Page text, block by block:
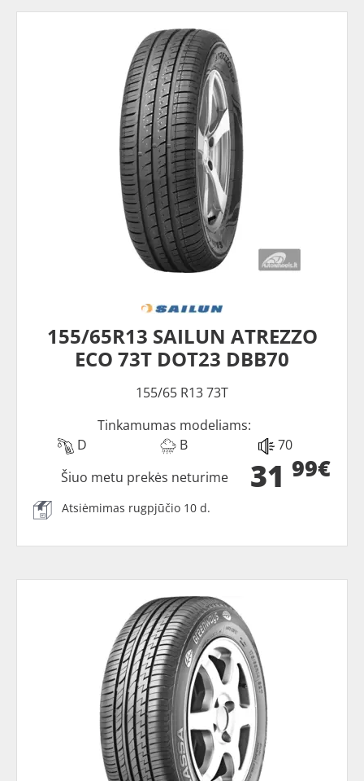
155/65R13 SAILUN ATREZZO
ECO 73T DOT23 DBB70
155/65 R13 73T
Tinkamumas modeliams:
D
B 70
31 99€
Šiuo metu prekės neturime
Atsiėmimas rugpjūčio 10 d.